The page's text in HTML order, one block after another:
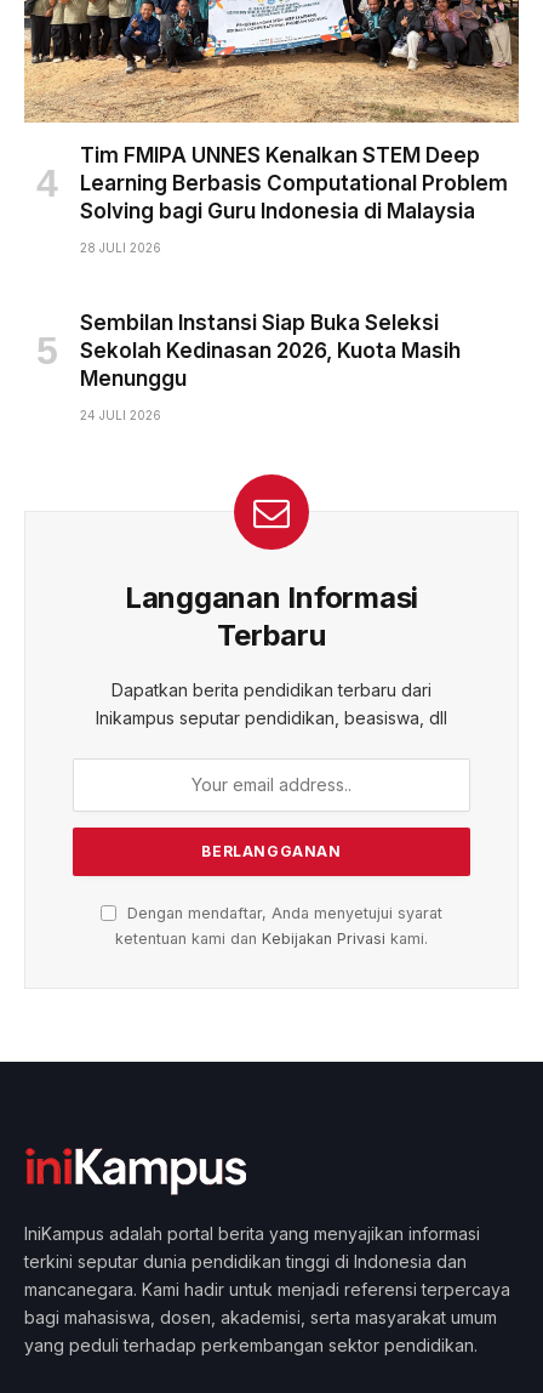
Tim FMIPA UNNES Kenalkan STEM Deep
Learning Berbasis Computational Problem
Solving bagi Guru Indonesia di Malaysia
28 JULI 2026
Sembilan Instansi Siap Buka Seleksi
Sekolah Kedinasan 2026, Kuota Masih
Menunggu
24 JULI 2026
Langganan Informasi
Terbaru
Dapatkan berita pendidikan terbaru dari
Inikampus seputar pendidikan, beasiswa, dll
Dengan mendaftar, Anda menyetujui syarat
ketentuan kami dan Kebijakan Privasi kami.
IniKampus adalah portal berita yang menyajikan informasi
terkini seputar dunia pendidikan tinggi di Indonesia dan
mancanegara. Kami hadir untuk menjadi referensi terpercaya
bagi mahasiswa, dosen, akademisi, serta masyarakat umum
yang peduli terhadap perkembangan sektor pendidikan.